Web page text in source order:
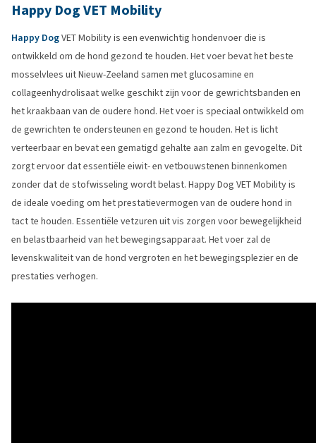
Happy Dog VET Mobility
Happy DogVET Mobility is een evenwichtig hondenvoer die is
ontwikkeld om de hond gezond te houden. Het voer bevat het beste
mosselvlees uit Nieuw-Zeeland samen met glucosamine en
collageenhydrolisaat welke geschikt zijn voor de gewrichtsbanden en
het kraakbaan van de oudere hond. Het voer is speciaal ontwikkeld om
de gewrichten te ondersteunen en gezond te houden. Het is licht
verteerbaar en bevat een gematigd gehalte aan zalm en gevogelte. Dit
zorgt ervoor dat essentiële eiwit- en vetbouwstenen binnenkomen
zonder dat de stofwisseling wordt belast. Happy Dog VET Mobility is
de ideale voeding om het prestatievermogen van de oudere hond in
tact te houden. Essentiële vetzuren uit vis zorgen voor bewegelijkheid
en belastbaarheid van het bewegingsapparaat. Het voer zal de
levenskwaliteit van de hond vergroten en het bewegingsplezier en de
prestaties verhogen.